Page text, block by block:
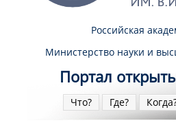
Российская
Министерство науки и
Портал
Что? Где?